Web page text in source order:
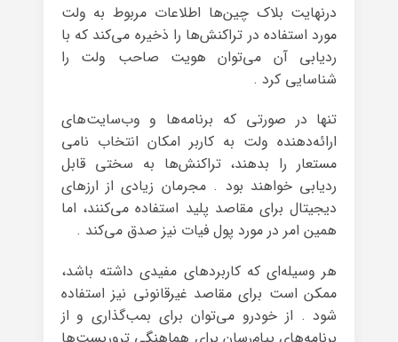
درنهایت بلاک‌ چین‌ها اطلاعات مربوط به ولت
مورد استفاده در تراکنش‌ها را ذخیره می‌کند که با
ردیابی آن می‌توان هویت صاحب ولت را
شناسایی کرد .
تنها در صورتی که برنامه‌ها و وب‌سایت‌های
ارائه‌دهنده‌ ولت به کاربر امکان انتخاب نامی
مستعار را بدهند، تراکنش‌ها به سختی قابل
ردیابی خواهند بود . مجرمان زیادی از ارزهای
دیجیتال برای مقاصد پلید استفاده می‌کنند، اما
همین امر در مورد پول فیات نیز صدق می‌کند .
هر وسیله‌ای که کاربرد‌های مفیدی داشته باشد،
ممکن است برای مقاصد غیرقانونی نیز استفاده
شود . از خودرو می‌توان برای بمب‌گذاری‌ و از